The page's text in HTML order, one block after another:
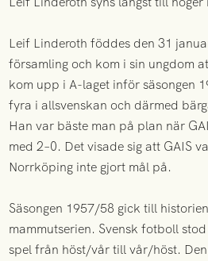
Leif Linderoth föddes den 31
församling och kom i sin ungdom
kom upp i A-laget inför säsongen
fyra i allsvenskan och därmed
Han var bäste man på plan när
med 2–0. Det visade sig att GAIS
Norrköping inte gjort mål på.
Säsongen 1957/58 gick till
mammutserien. Svensk fotboll
spel från höst/vår till vår/höst.